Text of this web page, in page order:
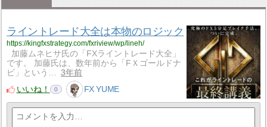
ライントレード大全は本物のロジック
https://kingfxstrategy.com/fxriview/wp/lineh/
加藤ムネヒサ氏の「FXライントレード大全」
です。 加藤氏は、数年前から「FＸゴールドナ
ビ」という…
3年前
いいね！
0 FX YUME